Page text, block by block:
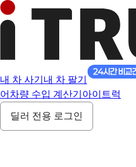
내 차 사기 내 차 팔기
어 차량 수입 계산기 아이트럭
딜러 전용 로그인